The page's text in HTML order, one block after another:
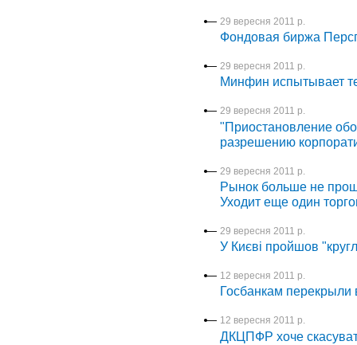
29 вересня 2011 р.
Фондовая биржа
29 вересня 2011 р.
Минфин испытывает
29 вересня 2011 р.
"Приостановление
разрешению
29 вересня 2011 р.
Рынок больше не
Уходит еще один
29 вересня 2011 р.
У Києві пройшов
12 вересня 2011 р.
Госбанкам
12 вересня 2011 р.
ДКЦПФР хоче